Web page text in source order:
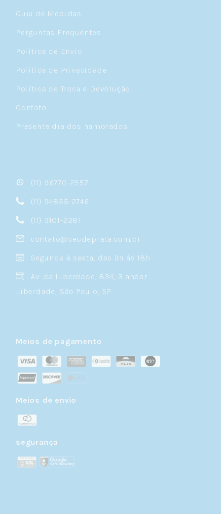
Guia de Medidas
Perguntas Frequentes
Política de Envio
Política de Privacidade
Política de Troca e Devolução
Contato
Presente dia dos namorados
(11) 96770-2557
(11) 94855-2746
(11) 3101-2281
contato@ceudeprata.com.br
Segunda à sexta, das 9h às 18h
Av. da Liberdade, 834, 3 andar-
Liberdade, São Paulo, SP
Meios de pagamento
Meios de envio
segurança